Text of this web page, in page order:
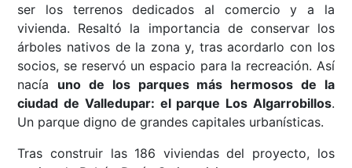
ser los terrenos dedicados al comercio y a la
vivienda. Resaltó la importancia de conservar los
árboles nativos de la zona y, tras acordarlo con los
socios, se reservó un espacio para la recreación. Así
nacía uno de los parques más hermosos de la
ciudad de Valledupar: el parque Los Algarrobillos.
Un parque digno de grandes capitales urbanísticas.
Tras construir las 186 viviendas del proyecto, los